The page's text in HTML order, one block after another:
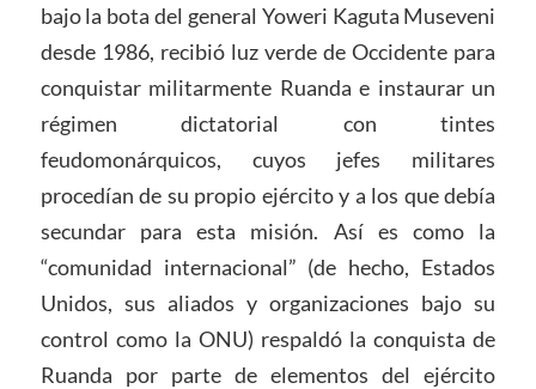
bajo la bota del general Yoweri Kaguta Museveni
desde 1986, recibió luz verde de Occidente para
conquistar militarmente Ruanda e instaurar un
régimen dictatorial con tintes
feudomonárquicos, cuyos jefes militares
procedían de su propio ejército y a los que debía
secundar para esta misión. Así es como la
“comunidad internacional” (de hecho, Estados
Unidos, sus aliados y organizaciones bajo su
control como la ONU) respaldó la conquista de
Ruanda por parte de elementos del ejército